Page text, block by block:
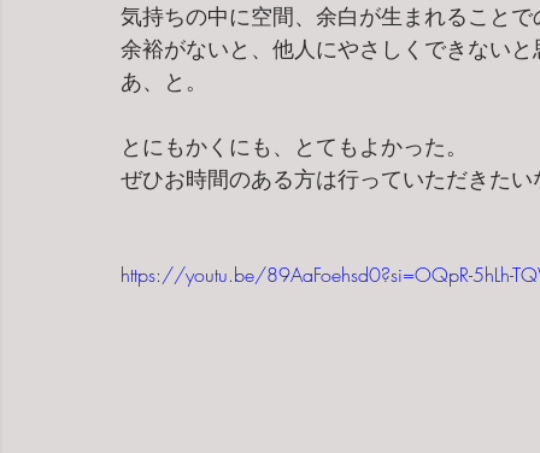
気持ちの中に空間、余白が生まれること
余裕がないと、他人にやさしくできない
あ、と。
とにもかくにも、とてもよかった。
ぜひお時間のある方は行っていただきたい
https://youtu.be/89AaFoehsd0?si=OQpR-5hLh-